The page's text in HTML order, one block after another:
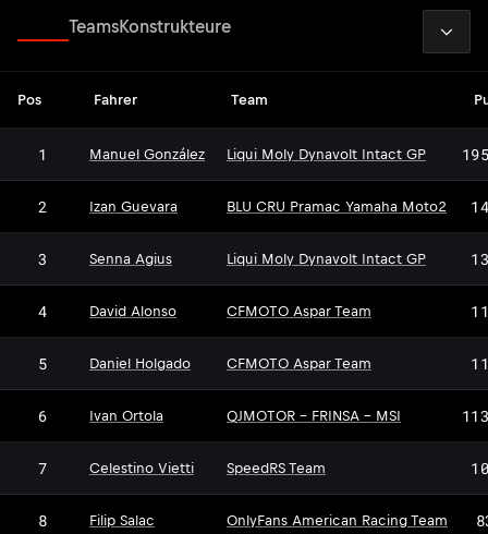
TeamsKonstrukteure
Pos Fahrer Team
1 Manuel González Liqui Moly Dynavolt Intact GP
2 Izan Guevara BLU CRU Pramac Yamaha Moto2
3 Senna Agius Liqui Moly Dynavolt Intact GP
4 David Alonso CFMOTO Aspar Team
5 Daniel Holgado CFMOTO Aspar Team
6 Ivan Ortola QJMOTOR - FRINSA - MSI
7 Celestino Vietti SpeedRS Team
8 Filip Salac OnlyFans American Racing Team